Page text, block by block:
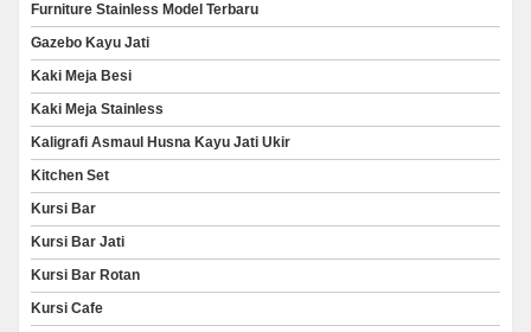
Furniture Stainless Model Terbaru
Gazebo Kayu Jati
Kaki Meja Besi
Kaki Meja Stainless
Kaligrafi Asmaul Husna Kayu Jati Ukir
Kitchen Set
Kursi Bar
Kursi Bar Jati
Kursi Bar Rotan
Kursi Cafe